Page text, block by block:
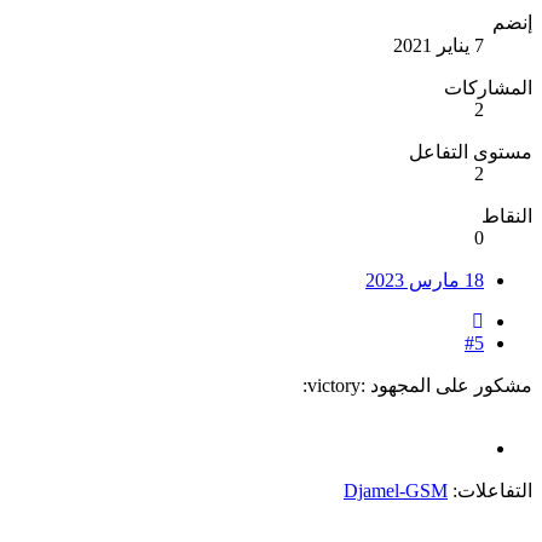
إنضم
7 يناير 2021
المشاركات
2
مستوى التفاعل
2
النقاط
0
18 مارس 2023
#5
مشكور على المجهود :victory:
التفاعلات: Djamel-GSM